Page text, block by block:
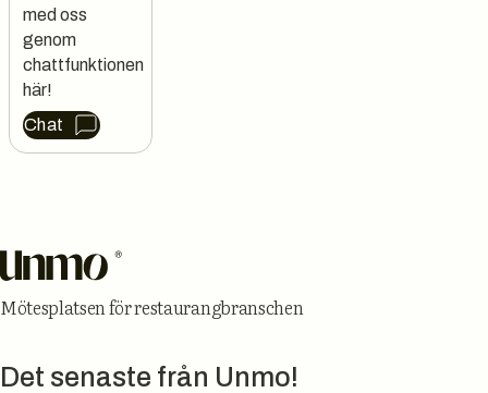
med oss
genom
chattfunktionen
här!
Chat
Mötesplatsen för restaurangbranschen
Det senaste från Unmo!